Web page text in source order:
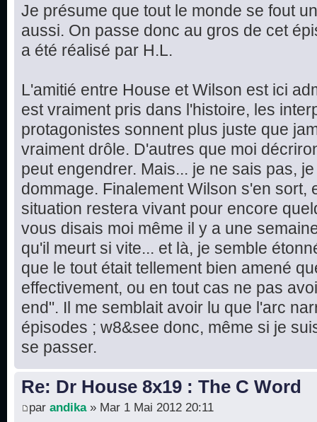
Je présume que tout le monde se fout
aussi. On passe donc au gros de cet
a été réalisé par H.L.
L'amitié entre House et Wilson est ici
est vraiment pris dans l'histoire, les
protagonistes sonnent plus juste que
vraiment drôle. D'autres que moi
peut engendrer. Mais... je ne sais pas,
dommage. Finalement Wilson s'en sort,
situation restera vivant pour encore
vous disais moi même il y a une
qu'il meurt si vite... et là, je semble
que le tout était tellement bien amené
effectivement, ou en tout cas ne pas
end". Il me semblait avoir lu que l'arc
épisodes ; w8&see donc, même si je
se passer.
Re: Dr House 8x19 : The C Word
par andika» Mar 1 Mai 2012 20:11